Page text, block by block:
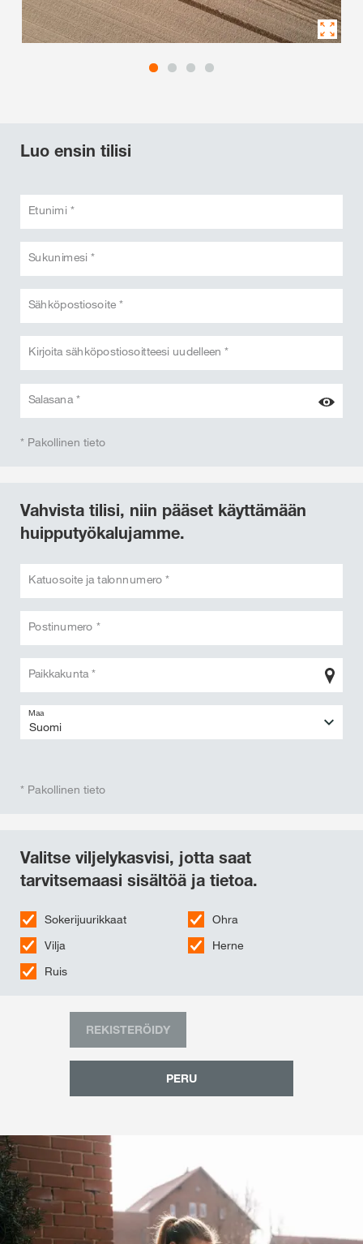
Luo ensin tilisi
Etunimi *
Sukunimesi *
Sähköpostiosoite *
Kirjoita sähköpostiosoitteesi uudelleen *
Salasana *
* Pakollinen tieto
Vahvista tilisi, niin pääset käyttämään
huipputyökalujamme.
Katuosoite ja talonnumero *
Postinumero *
Paikkakunta *
Maa
* Pakollinen tieto
Valitse viljelykasvisi, jotta saat
tarvitsemaasi sisältöä ja tietoa.
Sokerijuurikkaat
Vilja
Ruis
Ohra
Herne
PERU
REKISTERÖIDY